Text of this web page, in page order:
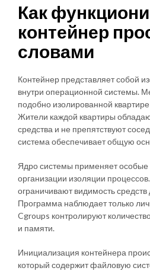
Как
контейнер
словами
Контейнер представляет собой
внутри операционной системы.
подобно изолированной
Жители каждой квартиры
средства и не препятствуют
система обеспечивает общую
Ядро системы применяет особые
организации изоляции
ограничивают видимость
Программа наблюдает только
Cgroups контролируют
и памяти.
Инициализация контейнера
который содержит файловую